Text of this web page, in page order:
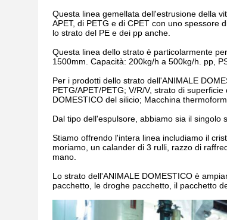
Questa linea gemellata dell'estrusione della
APET, di PETG e di CPET con uno spessore
lo strato del PE e dei pp anche.
Questa linea dello strato è particolarmente
1500mm. Capacità: 200kg/h a 500kg/h. pp,
Per i prodotti dello strato dell'ANIMALE
PETG/APET/PETG; V/R/V, strato di
DOMESTICO del silicio; Macchina
Dal tipo dell'espulsore, abbiamo sia il
Stiamo offrendo l'intera linea includiamo il
moriamo, un calander di 3 rulli, razzo di
mano.
Lo strato dell'ANIMALE DOMESTICO è
pacchetto, le droghe pacchetto, il pacchetto